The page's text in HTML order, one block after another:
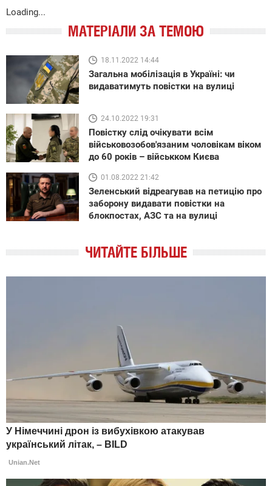
Loading...
МАТЕРІАЛИ ЗА ТЕМОЮ
18.11.2022 14:44
Загальна мобілізація в Україні: чи
видаватимуть повістки на вулиці
24.10.2022 19:31
Повістку слід очікувати всім
військовозобов'язаним чоловікам віком
до 60 років – військком Києва
01.08.2022 21:42
Зеленський відреагував на петицію про
заборону видавати повістки на
блокпостах, АЗС та на вулиці
ЧИТАЙТЕ БІЛЬШЕ